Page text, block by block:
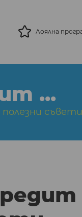
Лоялна
...
съвети